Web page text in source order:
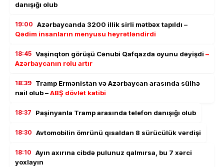
danışığı olub
19:00 Azərbaycanda 3200 illik sirli mətbəx tapıldı –
Qədim insanların menyusu heyrətləndirdi
18:45 Vaşinqton görüşü Cənubi Qafqazda oyunu dəyişdi –
Azərbaycanın rolu artır
18:39 Tramp Ermənistan və Azərbaycan arasında sülhə
nail olub –ABŞ dövlət katibi
18:37 Paşinyanla Tramp arasında telefon danışığı olub
18:30 Avtomobilin ömrünü qısaldan 8 sürücülük vərdişi
18:10 Ayın axırına cibdə pulunuz qalmırsa, bu 7 xərci
yoxlayın